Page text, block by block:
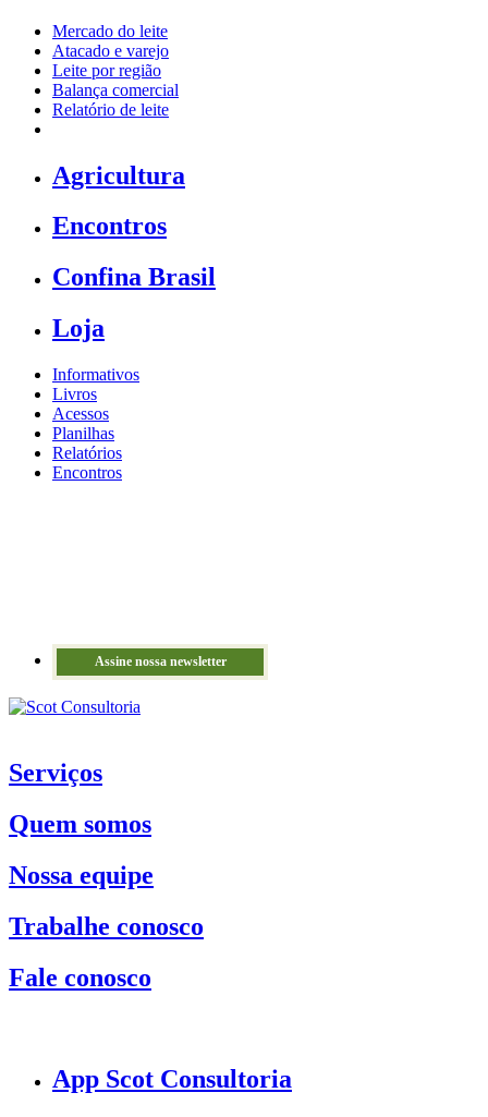
Mercado do leite
Atacado e varejo
Leite por região
Balança comercial
Relatório de leite
Agricultura
Encontros
Confina Brasil
Loja
Informativos
Livros
Acessos
Planilhas
Relatórios
Encontros
Assine nossa newsletter
Serviços
Quem somos
Nossa equipe
Trabalhe conosco
Fale conosco
App Scot Consultoria